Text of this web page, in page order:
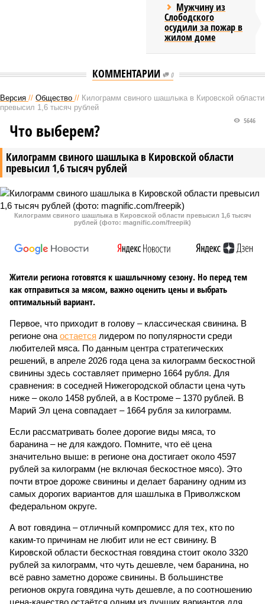
Мужчину из
Слободского
осудили за пожар в
жилом доме
КОММЕНТАРИИ 0
Версия // Общество // Килограмм свиного шашлыка в Кировской области
превысил 1,6 тысяч рублей
Килограмм свиного шашлыка в Кировской области
превысил 1,6 тысяч рублей
5646
Что выберем?
Килограмм свиного шашлыка в Кировской области превысил 1,6 тысяч
рублей (фото: magnific.com/freepik)
Жители региона готовятся к шашлычному сезону. Но перед тем
как отправиться за мясом, важно оценить цены и выбрать
оптимальный вариант.
Первое, что приходит в голову – классическая свинина. В
регионе она остается лидером по популярности среди
любителей мяса. По данным центра стратегических
решений, в апреле 2026 года цена за килограмм бескостной
свинины здесь составляет примерно 1664 рубля. Для
сравнения: в соседней Нижегородской области цена чуть
ниже – около 1458 рублей, а в Костроме – 1370 рублей. В
Марий Эл цена совпадает – 1664 рубля за килограмм.
Если рассматривать более дорогие виды мяса, то
баранина – не для каждого. Помните, что её цена
значительно выше: в регионе она достигает около 4597
рублей за килограмм (не включая бескостное мясо). Это
почти втрое дороже свинины и делает баранину одним из
самых дорогих вариантов для шашлыка в Приволжском
федеральном округе.
А вот говядина – отличный компромисс для тех, кто по
каким-то причинам не любит или не ест свинину. В
Кировской области бескостная говядина стоит около 3320
рублей за килограмм, что чуть дешевле, чем баранина, но
всё равно заметно дороже свинины. В большинстве
регионов округа говядина чуть дешевле, а по соотношению
цена-качество остаётся одним из лучших вариантов для